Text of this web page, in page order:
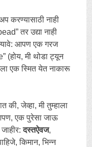
करण्यासाठी नाही
तर उद्या नाही
आपण एक गरज
(होय, मी थोडा ट्यून
एक स्मित येत नाकारू
जेव्हा, मी तुम्हाला
एक पुरेसा जाऊ
दस्तऐवज,
किमान, भिन्न